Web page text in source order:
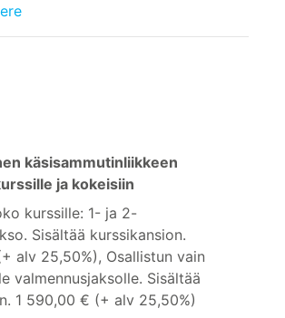
käsisammutinliikkeen
ja kokeisiin
kurssille: 1- ja 2-
Sisältää kurssikansion.
alv 25,50%), Osallistun vain
valmennusjaksolle. Sisältää
1 590,00 € (+ alv 25,50%)